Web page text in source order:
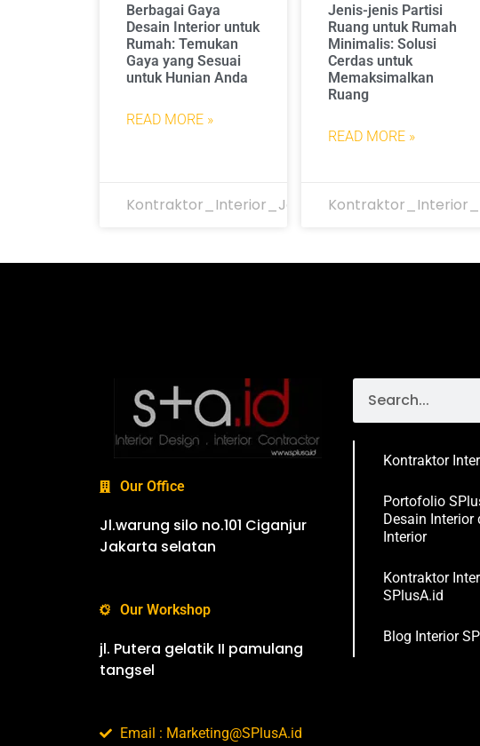
Berbagai Gaya
Desain Interior untuk
Rumah: Temukan
Gaya yang Sesuai
untuk Hunian Anda
READ MORE »
Kontraktor_Interior_Jakarta
Jenis-jenis Partisi
Ruang untuk Rumah
Minimalis: Solusi
Cerdas untuk
Memaksimalkan
Ruang
READ MORE »
Our Office
Jl.warung silo no.101 Ciganjur
Jakarta selatan
Our Workshop
jl. Putera gelatik II pamulang
tangsel
Email : Marketing@SPlusA.id
Kontraktor
Portofolio
Desain Interior
Interior
Kontraktor
SPlusA.id
Blog Interior